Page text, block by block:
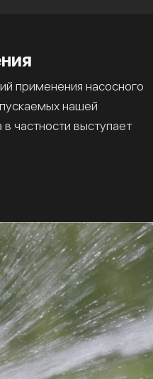
применения насосного
нашей
частности выступает